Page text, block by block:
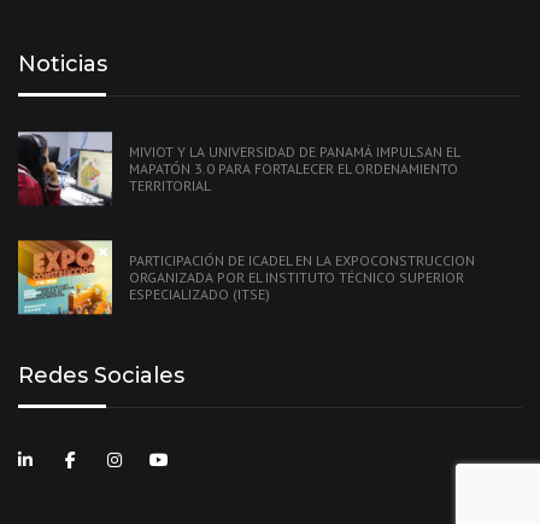
Noticias
MIVIOT Y LA UNIVERSIDAD DE PANAMÁ IMPULSAN EL
MAPATÓN 3.0 PARA FORTALECER EL ORDENAMIENTO
TERRITORIAL
PARTICIPACIÓN DE ICADEL EN LA EXPOCONSTRUCCION
ORGANIZADA POR EL INSTITUTO TÉCNICO SUPERIOR
ESPECIALIZADO (ITSE)
Redes Sociales